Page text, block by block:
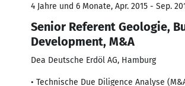
4 Jahre und 6 Monate, Apr. 2015 - Sep.
Senior Referent Geologie,
Development, M&A
Dea Deutsche Erdöl AG, Hamburg
• Technische Due Diligence Analyse